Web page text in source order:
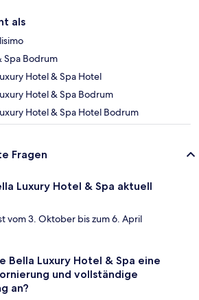
als
Spa Bodrum
Hotel & Spa Hotel
Hotel & Spa Bodrum
Hotel & Spa Hotel Bodrum
Fragen
Luxury Hotel & Spa aktuell
vom 3. Oktober bis zum 6. April
Bella Luxury Hotel & Spa eine
und vollständige
an?